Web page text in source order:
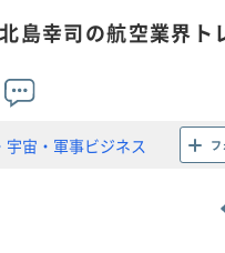
島幸司の航空業界ト
宇宙・軍事ビジネス フ